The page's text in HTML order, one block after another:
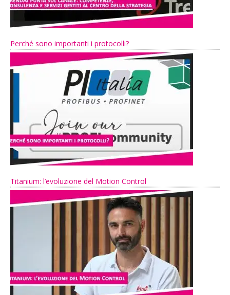
Perché sono importanti i protocolli?
Titanium: l’evoluzione del Motion Control